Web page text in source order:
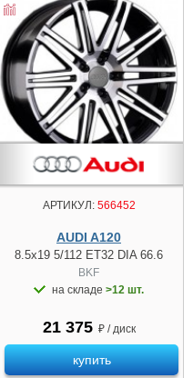
АРТИКУЛ:566452
AUDI A120
8.5x19 5/112 ET32 DIA 66.6
BKF
на складе >12 шт.
21 375 ₽ / диск
купить